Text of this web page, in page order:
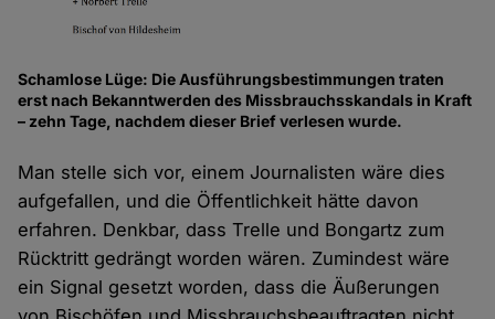
Schamlose Lüge: Die Ausführungsbestimmungen traten
erst nach Bekanntwerden des Missbrauchsskandals in Kraft
– zehn Tage, nachdem dieser Brief verlesen wurde.
Man stelle sich vor, einem Journalisten wäre dies
aufgefallen, und die Öffentlichkeit hätte davon
erfahren. Denkbar, dass Trelle und Bongartz zum
Rücktritt gedrängt worden wären. Zumindest wäre
ein Signal gesetzt worden, dass die Äußerungen